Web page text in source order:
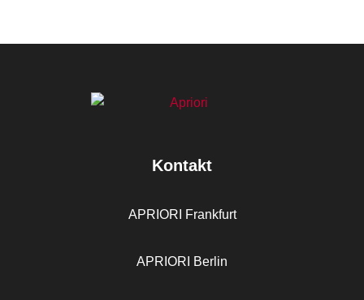
Kontakt
APRIORI Frankfurt
APRIORI Berlin